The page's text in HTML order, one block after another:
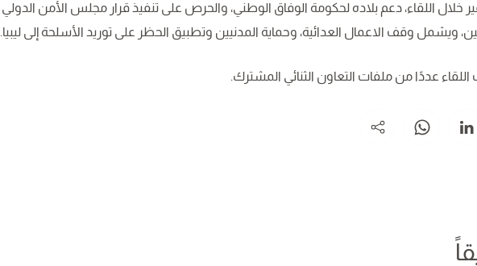
ويشمل وقف الاعمال العدائية، وحماية المدنيين وتطبيق الحظر على توريد الأسلحة إلى ليبيا.
عددًا من ملفات التعاون الثنائي المشترك.